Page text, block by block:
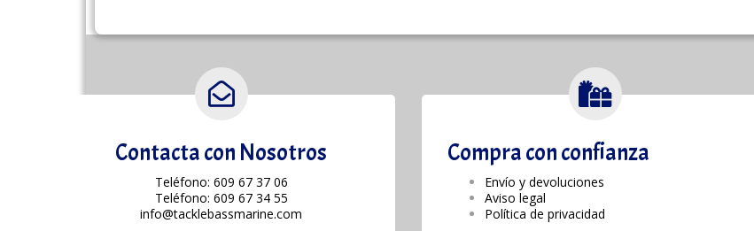
Contacta con Nosotros
Teléfono: 609 67 37 06
Teléfono: 609 67 34 55
info@tacklebassmarine.com
Compra con confianza
Envío y devoluciones
Aviso legal
Política de privacidad